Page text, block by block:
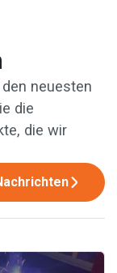
neuesten
die
die wir